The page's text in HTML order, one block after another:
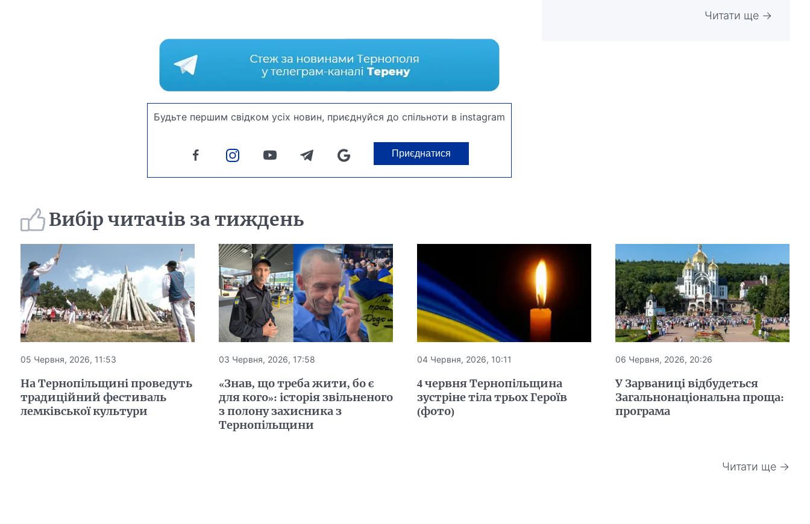
Будьте першим свідком усіх новин, приєднуйся до спільноти в instagram
Приєднатися
Читати ще →
Вибір читачів за тиждень
05 Червня, 2026, 11:53
На Тернопільщині проведуть
традиційний фестиваль
лемківської культури
03 Червня, 2026, 17:58
«Знав, що треба жити, бо є
для кого»: історія звільненого
з полону захисника з
Тернопільщини
04 Червня, 2026, 10:11
4 червня Тернопільщина
зустріне тіла трьох Героїв
(фото)
06 Червня, 2026, 20:26
У Зарваниці відбудеться
Загальнонаціональна проща:
програма
Читати ще →